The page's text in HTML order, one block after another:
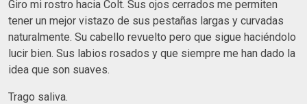
Giro mi rostro hacia Colt. Sus ojos cerrados me permiten
tener un mejor vistazo de sus pestañas largas y curvadas
naturalmente. Su cabello revuelto pero que sigue haciéndolo
lucir bien. Sus labios rosados y que siempre me han dado la
idea que son suaves.
Trago saliva.